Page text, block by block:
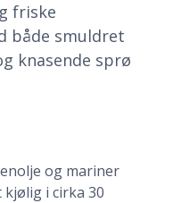
friske
både smuldret
knasende sprø
og mariner
i cirka 30